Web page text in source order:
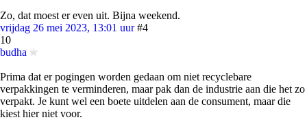
Zo, dat moest er even uit. Bijna weekend.
vrijdag 26 mei 2023, 13:01 uur #4
10
budha
Prima dat er pogingen worden gedaan om niet recyclebare
verpakkingen te verminderen, maar pak dan de industrie aan die het zo
verpakt. Je kunt wel een boete uitdelen aan de consument, maar die
kiest hier niet voor.